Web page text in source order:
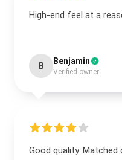
High-end feel at a
B Benjamin
Verified owner
Good quality.